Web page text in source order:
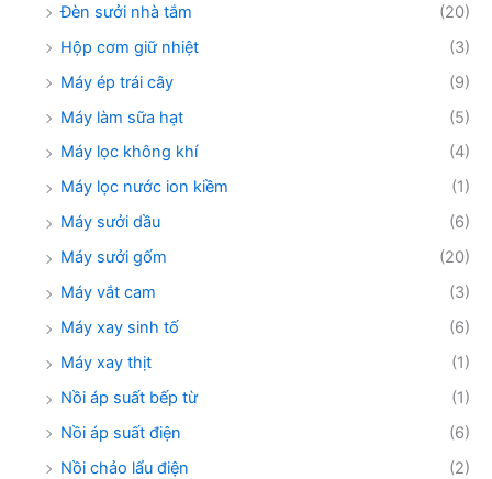
Đèn sưởi nhà tắm
(20)
Hộp cơm giữ nhiệt
(3)
Máy ép trái cây
(9)
Máy làm sữa hạt
(5)
Máy lọc không khí
(4)
Máy lọc nước ion kiềm
(1)
Máy sưởi dầu
(6)
Máy sưởi gốm
(20)
Máy vắt cam
(3)
Máy xay sinh tố
(6)
Máy xay thịt
(1)
Nồi áp suất bếp từ
(1)
Nồi áp suất điện
(6)
Nồi chảo lẩu điện
(2)